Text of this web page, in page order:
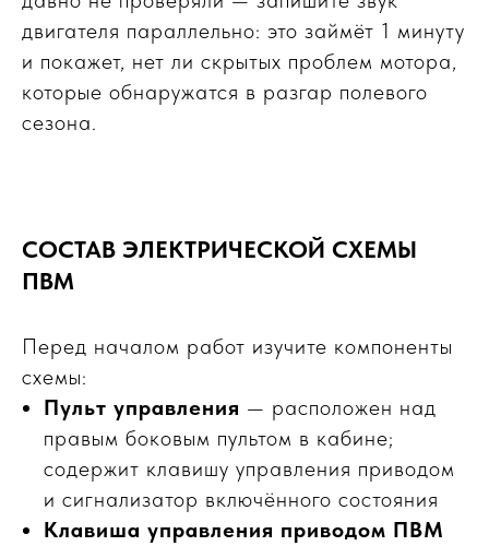
двигателя параллельно: это займёт 1 минуту
и покажет, нет ли скрытых проблем мотора,
которые обнаружатся в разгар полевого
сезона.
СОСТАВ ЭЛЕКТРИЧЕСКОЙ СХЕМЫ
ПВМ
Перед началом работ изучите компоненты
схемы:
Пульт управления — расположен над
правым боковым пультом в кабине;
содержит клавишу управления приводом
и сигнализатор включённого состояния
Клавиша управления приводом ПВМ